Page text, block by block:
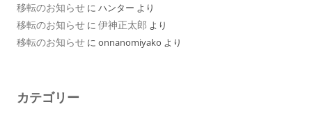
移転のお知らせ に ハンター より
移転のお知らせ に 伊神正太郎 より
移転のお知らせ に onnanomiyako より
カテゴリー